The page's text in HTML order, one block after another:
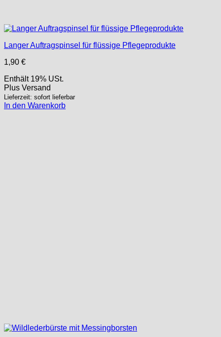
Langer Auftragspinsel für flüssige Pflegeprodukte
1,90 €
Enthält 19% USt.
Plus Versand
Lieferzeit: sofort lieferbar
In den Warenkorb